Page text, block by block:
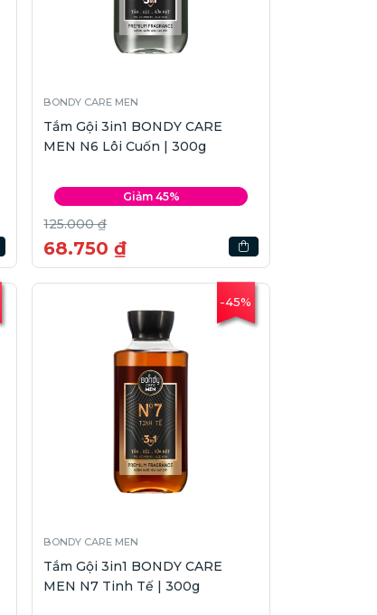
BONDY CARE MEN
Tắm Gội 3in1 BONDY CARE
MEN N6 Lôi Cuốn | 300g
Giảm 45%
125.000 ₫
68.750 ₫
-45%
BONDY CARE MEN
Tắm Gội 3in1 BONDY CARE
MEN N7 Tinh Tế | 300g